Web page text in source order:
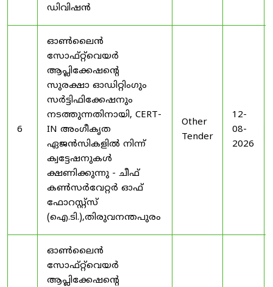
ഡിവിഷൻ
6
ഓൺലൈൻ
സോഫ്റ്റ്‌വെയർ
ആപ്ലിക്കേഷന്റെ
സുരക്ഷാ ഓഡിറ്റിംഗും
സർട്ടിഫിക്കേഷനും
നടത്തുന്നതിനായി, CERT-
IN അംഗീകൃത
ഏജൻസികളിൽ നിന്ന്
ക്വട്ടേഷനുകൾ
ക്ഷണിക്കുന്നു - ചീഫ്
കൺസർവേറ്റർ ഓഫ്
ഫോറസ്റ്റ്സ്
(ഐ.ടി.),തിരുവനന്തപുരം
Other
Tender
12-
08-
2026
ഓൺലൈൻ
സോഫ്റ്റ്‌വെയർ
ആപ്ലിക്കേഷന്റെ